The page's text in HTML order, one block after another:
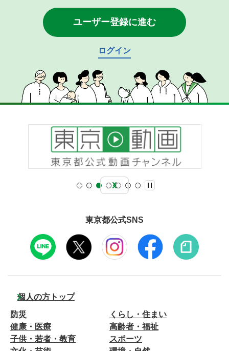
ユーザー登録に進む
ログイン
東京都公式SNS
個人の方トップ
防災
くらし・住まい
健康・医療
高齢者・福祉
子供・若者・教育
スポーツ